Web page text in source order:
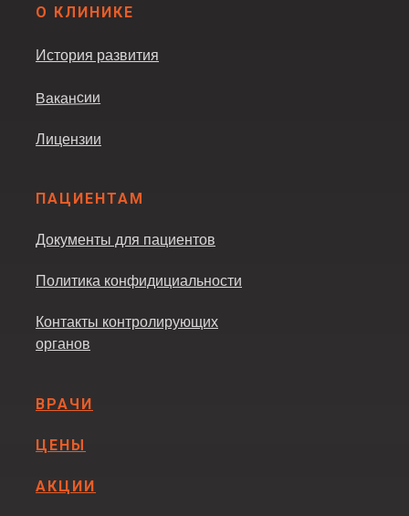
ПАЦИЕНТАМ
О КЛИНИКЕ
ВРАЧИ
ЦЕНЫ
АКЦИИ
Вакансии
Лицензии
Контакты контролирующих
органов
Политика конфидициальности
Документы для пациентов
История развития